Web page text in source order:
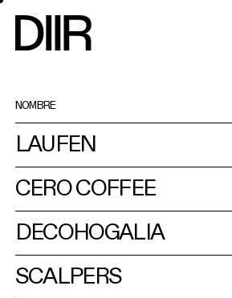
NOMBRE
LAUFEN
CERO COFFEE
DECOHOGALIA
SCALPERS